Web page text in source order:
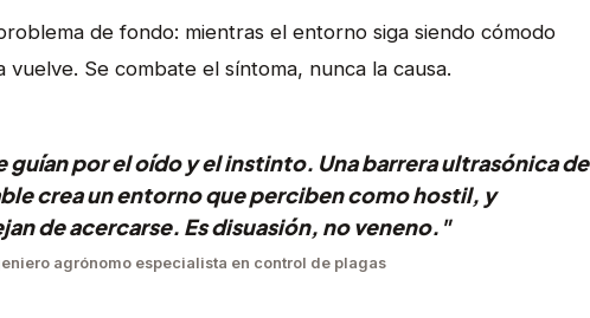
de fondo: mientras el entorno siga siendo cómodo
vuelve. Se combate el síntoma, nunca la causa.
guían por el oído y el instinto. Una barrera ultrasónica de
crea un entorno que perciben como hostil, y
de acercarse. Es disuasión, no veneno."
agrónomo especialista en control de plagas